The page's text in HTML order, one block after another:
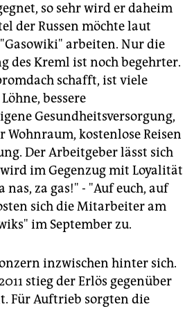
so sehr wird er daheim
der Russen möchte laut
arbeiten. Nur die
des Kreml ist noch begehrter.
schafft, ist viele
bessere
Gesundheitsversorgung,
Wohnraum, kostenlose Reisen
Der Arbeitgeber lässt sich
im Gegenzug mit Loyalität
nas, za gas!" - "Auf euch, auf
sich die Mitarbeiter am
im September zu.
inzwischen hinter sich.
stieg der Erlös gegenüber
Für Auftrieb sorgten die